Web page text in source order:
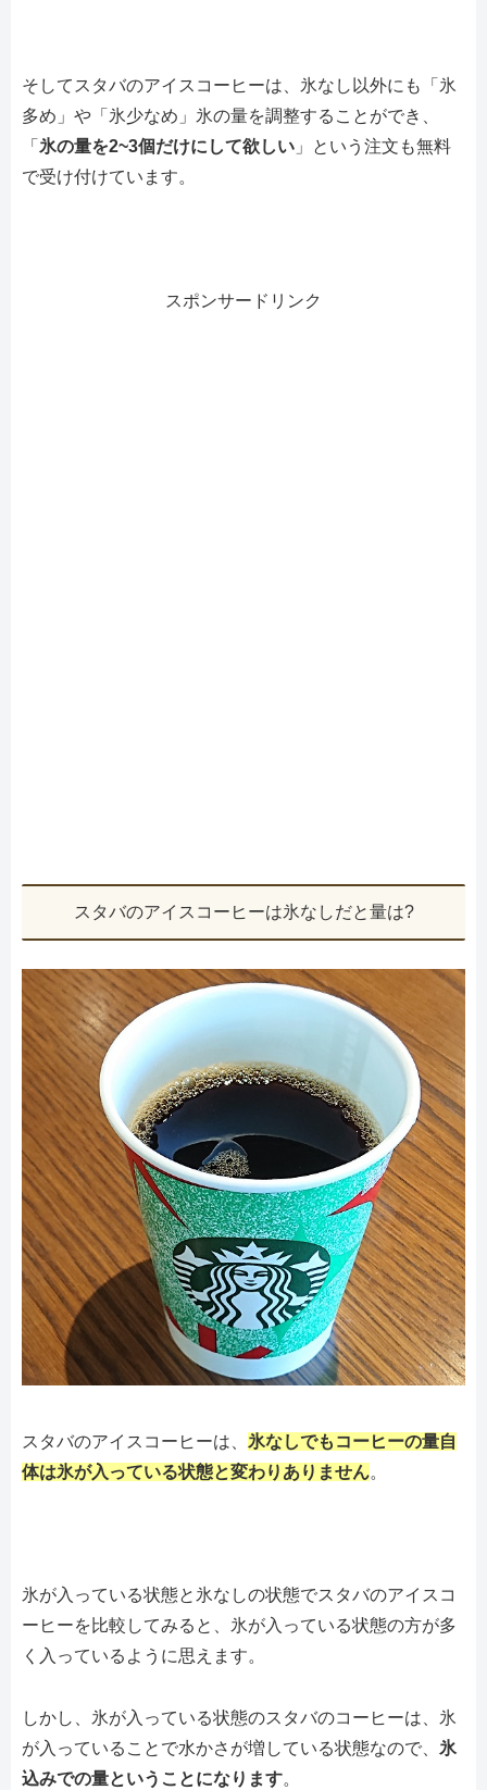
そしてスタバのアイスコーヒーは、氷なし以外にも「氷
多め」や「氷少なめ」氷の量を調整することができ、
「 氷の量を2~3個だけにして欲しい 」という注文も無料
で受け付けています。
スポンサードリンク
スタバのアイスコーヒーは氷なしだと量は?
スタバのアイスコーヒーは、 氷なしでもコーヒーの量自
体は氷が入っている状態と変わりありません。
氷が入っている状態と氷なしの状態でスタバのアイスコ
ーヒーを比較してみると、氷が入っている状態の方が多
く入っているように思えます。
しかし、氷が入っている状態のスタバのコーヒーは、氷
が入っていることで水かさが増している状態なので、 氷
込みでの量ということになります。